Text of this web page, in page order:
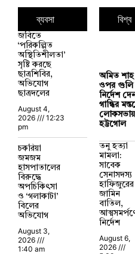
ব্যবসা
জবিতে
‘পরিকল্পিত
অস্থিতিশীলতা’
সৃষ্টি করছে
ছাত্রশিবির,
অভিযোগ
ছাত্রদলের
August 4,
2026
12:23
pm
চকরিয়া
জমজম
হাসপাতালের
বিরুদ্ধে
অপচিকিৎসা
ও ‘গলাকাটা’
বিলের
অভিযোগ
August 3,
2026
1:40 am
বিশ্ব
অমিত শাহ
ওপর গুলি
নির্দেশ
গান্ধির
হট্টগোল
তনু হত্যা
মামলা:
সাবেক
সেনাসদস্য
হাফিজুরের
জামিন
বাতিল,
নির্দেশ
August 6,
2026